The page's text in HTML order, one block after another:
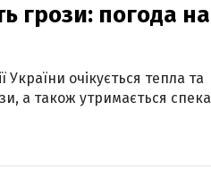
грози: погода на
очікується тепла та
а також утримається спека